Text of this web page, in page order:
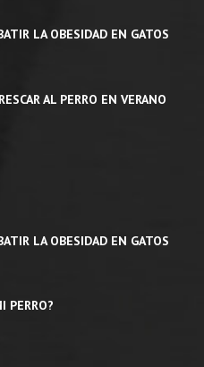
LA OBESIDAD EN GATOS
AL PERRO EN VERANO
LA OBESIDAD EN GATOS
PERRO?